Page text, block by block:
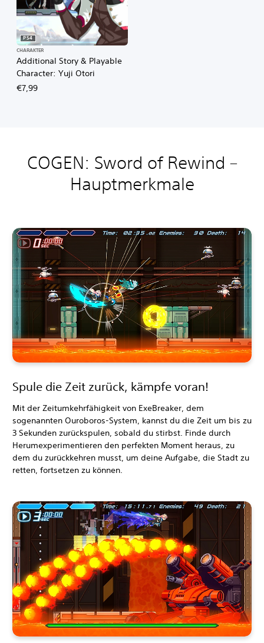
Additional Story & Playable
Character: Yuji Otori
PS4
CHARAKTER
€7,99
COGEN: Sword of Rewind –
Hauptmerkmale
Spule die Zeit zurück, kämpfe voran!
Mit der Zeitumkehrfähigkeit von ExeBreaker, dem
sogenannten Ouroboros-System, kannst du die Zeit um bis zu
3 Sekunden zurückspulen, sobald du stirbst. Finde durch
Herumexperimentieren den perfekten Moment heraus, zu
dem du zurückkehren musst, um deine Aufgabe, die Stadt zu
retten, fortsetzen zu können.